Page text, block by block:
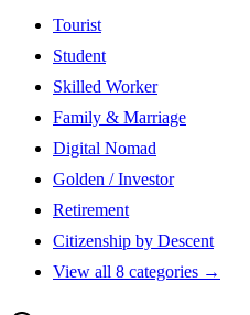
Tourist
Student
Skilled Worker
Family & Marriage
Digital Nomad
Golden / Investor
Retirement
Citizenship by Descent
View all 8 categories →